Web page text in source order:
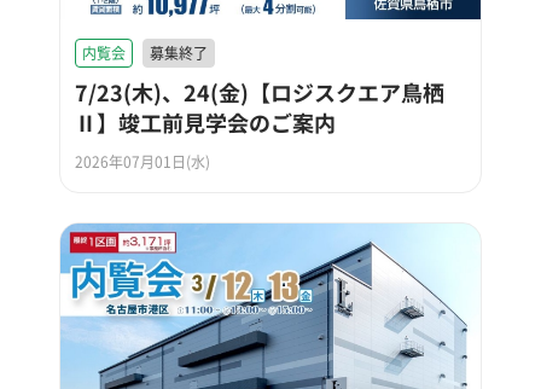
内覧会 募集終了
7/23(木)、24(金)【ロジスクエア鳥栖
Ⅱ】竣工前見学会のご案内
2026年07月01日(水)